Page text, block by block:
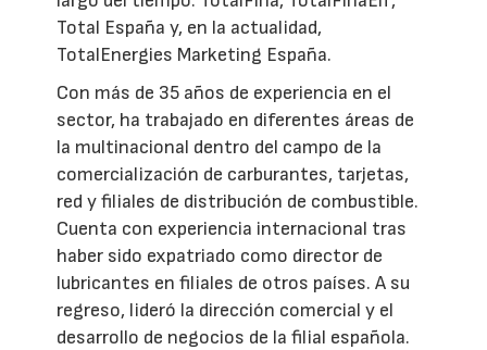
Total España y, en la actualidad,
TotalEnergies Marketing España.
Con más de 35 años de experiencia en el
sector, ha trabajado en diferentes áreas de
la multinacional dentro del campo de la
comercialización de carburantes, tarjetas,
red y filiales de distribución de combustible.
Cuenta con experiencia internacional tras
haber sido expatriado como director de
lubricantes en filiales de otros países. A su
regreso, lideró la dirección comercial y el
desarrollo de negocios de la filial española.